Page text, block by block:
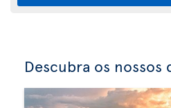
Descubra os nossos